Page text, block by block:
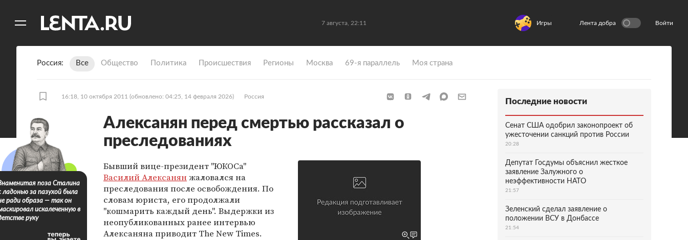
7 августа, 22:11 Игры Лента добра Войти
Россия Все Общество Политика Происшествия Регионы Москва 69-я параллель Моя страна
16:18, 10 октября 2011 (обновлено: 04:25, 14 февраля 2026) Россия
Алексанян перед смертью рассказал о
преследованиях
Бывший вице-президент "ЮКОСа"
Василий Алексанянжаловался на
преследования после освобождения. По
словам юриста, его продолжали
"кошмарить каждый день". Выдержки из
неопубликованных ранее интервью
Алексаняна приводит The New Times.
поза Сталина
ладонью за пазухой была
ради образа — так он
искалеченную в
руку
Последние новости
Сенат США одобрил законопроект об
ужесточении санкций против России
20:28
Депутат Госдумы объяснил жесткое
заявление Залужного о
неэффективности НАТО
21:57
Зеленский сделал заявление о
положении ВСУ в Донбассе
21:54